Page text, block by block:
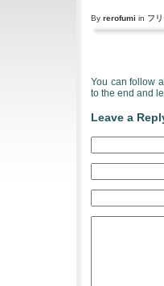
By rerofumi in フ
You can follow
to the end and
Leave a